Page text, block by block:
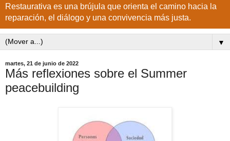
Restaurativa es una brújula que orienta el camino hacia la
reparación, el diálogo y una convivencia más justa.
▼
martes, 21 de junio de 2022
Más reflexiones sobre el Summer
peacebuilding